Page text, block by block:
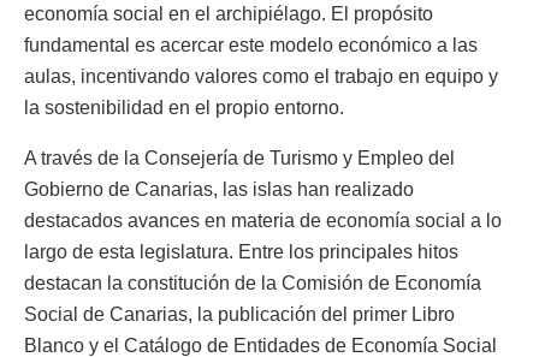
economía social en el archipiélago. El propósito
fundamental es acercar este modelo económico a las
aulas, incentivando valores como el trabajo en equipo y
la sostenibilidad en el propio entorno.
A través de la Consejería de Turismo y Empleo del
Gobierno de Canarias, las islas han realizado
destacados avances en materia de economía social a lo
largo de esta legislatura. Entre los principales hitos
destacan la constitución de la Comisión de Economía
Social de Canarias, la publicación del primer Libro
Blanco y el Catálogo de Entidades de Economía Social